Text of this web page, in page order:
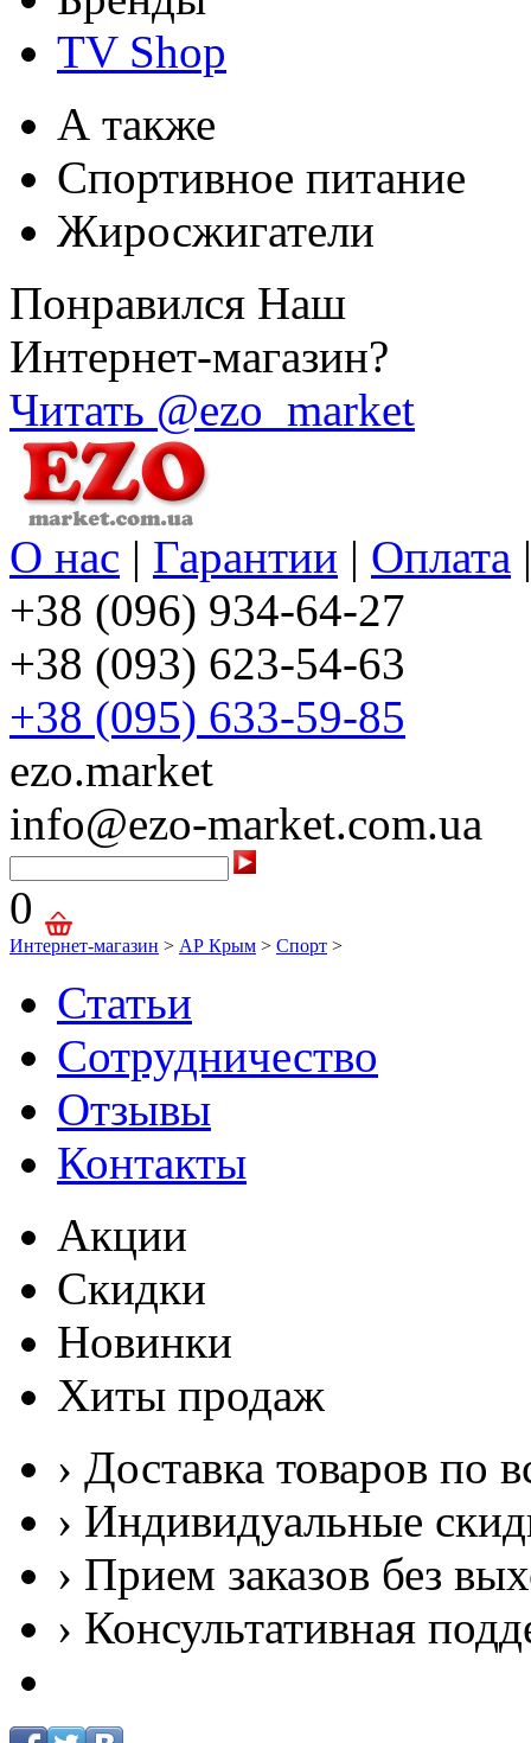
TV Shop
А также
Спортивное питание
Жиросжигатели
Понравился Наш
Интернет-магазин?
Читать @ezo_market
О нас | Гарантии | Оплата
+38 (096) 934-64-27
+38 (093) 623-54-63
+38 (095) 633-59-85
ezo.market
info@ezo-market.com.ua
0
Интернет-магазин > АР Крым > Спорт >
Статьи
Сотрудничество
Отзывы
Контакты
Акции
Скидки
Новинки
Хиты продаж
› Доставка товаров по
› Индивидуальные
› Прием заказов без
› Консультативная